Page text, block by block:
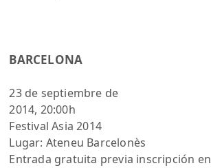
BARCELONA
23 de septiembre de
2014, 20:00h
Festival Asia 2014
Lugar: Ateneu Barcelonès
Entrada gratuita previa inscripción en